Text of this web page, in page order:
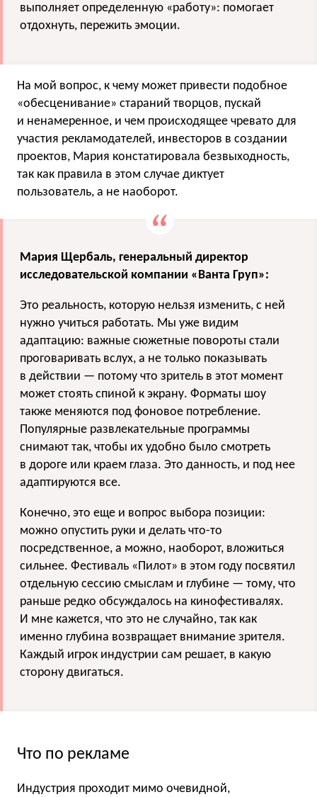
выполняет определенную «работу»: помогает
отдохнуть, пережить эмоции.
На мой вопрос, к чему может привести подобное
«обесценивание» стараний творцов, пускай
и ненамеренное, и чем происходящее чревато для
участия рекламодателей, инвесторов в создании
проектов, Мария констатировала безвыходность,
так как правила в этом случае диктует
пользователь, а не наоборот.
Мария Щербаль, генеральный директор
исследовательской компании «Ванта Груп»:
Это реальность, которую нельзя изменить, с ней
нужно учиться работать. Мы уже видим
адаптацию: важные сюжетные повороты стали
проговаривать вслух, а не только показывать
в действии — потому что зритель в этот момент
может стоять спиной к экрану. Форматы шоу
также меняются под фоновое потребление.
Популярные развлекательные программы
снимают так, чтобы их удобно было смотреть
в дороге или краем глаза. Это данность, и под нее
адаптируются все.
Конечно, это еще и вопрос выбора позиции:
можно опустить руки и делать что-то
посредственное, а можно, наоборот, вложиться
сильнее. Фестиваль «Пилот» в этом году посвятил
отдельную сессию смыслам и глубине — тому, что
раньше редко обсуждалось на кинофестивалях.
И мне кажется, что это не случайно, так как
именно глубина возвращает внимание зрителя.
Каждый игрок индустрии сам решает, в какую
сторону двигаться.
Что по рекламе
Индустрия проходит мимо очевидной,